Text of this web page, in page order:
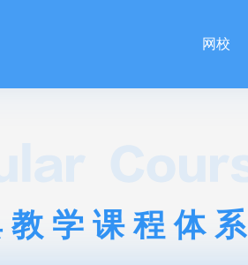
网校
教学课程体系